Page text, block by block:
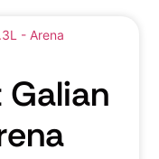
Galian